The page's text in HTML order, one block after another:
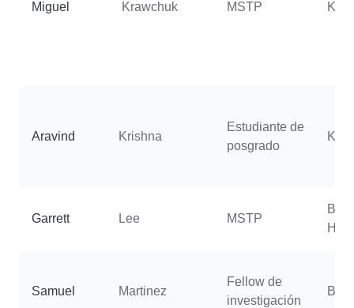
Miguel Krawchuk MSTP
Aravind Krishna
Estudiante de
posgrado
Garrett Lee MSTP
Samuel Martinez
Fellow de
investigación